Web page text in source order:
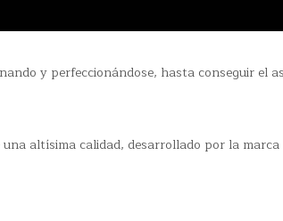
y perfeccionándose, hasta conseguir el
altísima calidad, desarrollado por la